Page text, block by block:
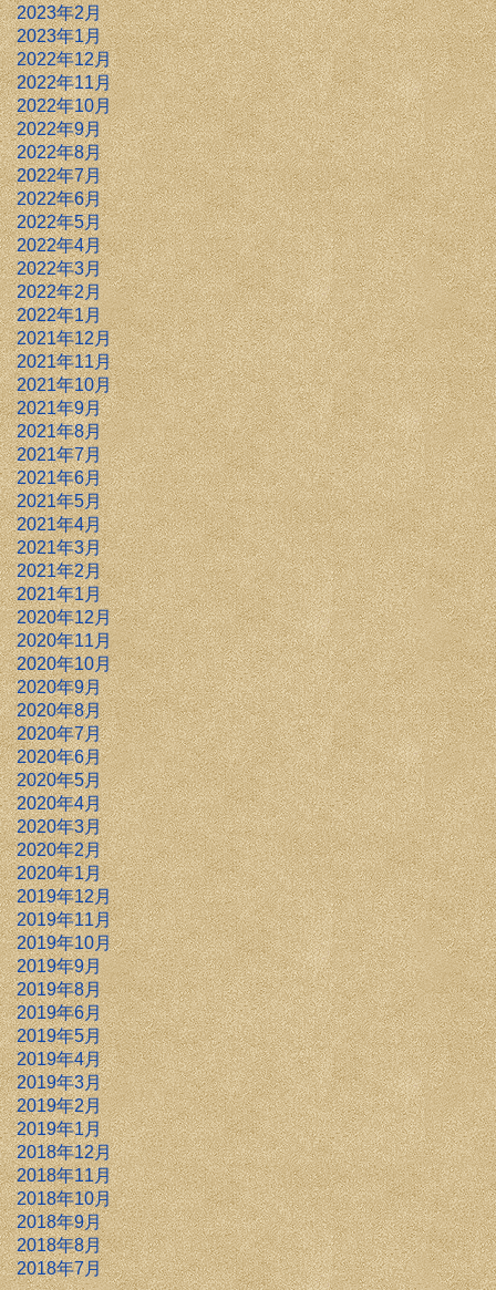
2023年2月
2023年1月
2022年12月
2022年11月
2022年10月
2022年9月
2022年8月
2022年7月
2022年6月
2022年5月
2022年4月
2022年3月
2022年2月
2022年1月
2021年12月
2021年11月
2021年10月
2021年9月
2021年8月
2021年7月
2021年6月
2021年5月
2021年4月
2021年3月
2021年2月
2021年1月
2020年12月
2020年11月
2020年10月
2020年9月
2020年8月
2020年7月
2020年6月
2020年5月
2020年4月
2020年3月
2020年2月
2020年1月
2019年12月
2019年11月
2019年10月
2019年9月
2019年8月
2019年6月
2019年5月
2019年4月
2019年3月
2019年2月
2019年1月
2018年12月
2018年11月
2018年10月
2018年9月
2018年8月
2018年7月